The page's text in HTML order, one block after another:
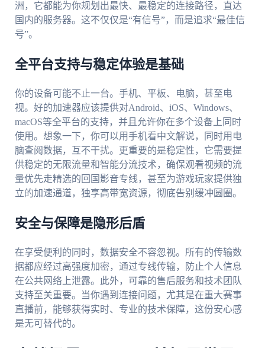
洲，它都能为你规划出最快、最稳定的连接路径，直达
国内的服务器。这不仅仅是“有信号”，而是追求“最佳信
号”。
全平台支持与稳定体验是基础
你的设备可能不止一台。手机、平板、电脑，甚至电
视。好的加速器应该提供对Android、iOS、Windows、
macOS等全平台的支持，并且允许你在多个设备上同时
使用。想象一下，你可以用手机看中文解说，同时用电
脑查阅数据，互不干扰。更重要的是稳定性，它需要提
供稳定的无限流量和智能分流技术，确保观看视频的流
量优先走精选的回国影音专线，甚至为游戏玩家提供独
立的加速通道，独享高带宽资源，彻底告别缓冲圆圈。
安全与保障是隐形后盾
在享受便利的同时，数据安全不容忽视。所有的传输数
据都应经过高强度加密，通过专线传输，防止个人信息
在公共网络上泄露。此外，可靠的售后服务和技术团队
支持至关重要。当你遇到连接问题，尤其是在重大赛事
直播前，能够获得实时、专业的技术保障，这份安心感
是无可替代的。